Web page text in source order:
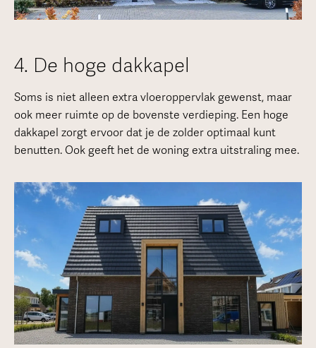
4. De hoge dakkapel
Soms is niet alleen extra vloeroppervlak gewenst, maar
ook meer ruimte op de bovenste verdieping. Een hoge
dakkapel zorgt ervoor dat je de zolder optimaal kunt
benutten. Ook geeft het de woning extra uitstraling mee.